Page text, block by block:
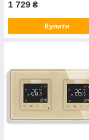
1 729 ₴
Купити